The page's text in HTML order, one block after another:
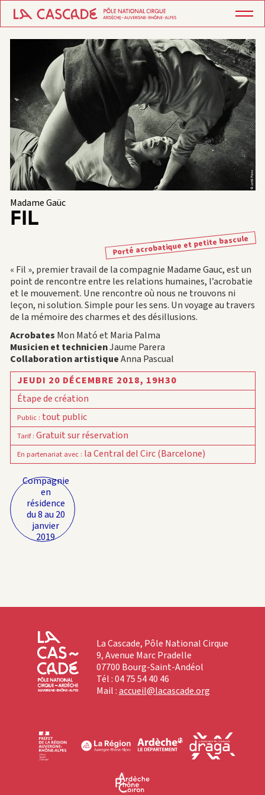
Madame Gaüc
FIL
Porté acrobatique et petite bascule
« Fil », premier travail de la compagnie Madame Gauc, est un
point de rencontre entre les relations humaines, l’acrobatie
et le mouvement. Une rencontre où nous ne trouvons ni
leçon, ni solution. Simple pour les sens. Un voyage au travers
de la mémoire des charmes et des désillusions.
Acrobates Mon Mató et Maria Palma
Musicien et technicienJaume Parera
Collaboration artistiqueAnna Pascual
JEUDI 20 DÉCEMBRE 2018, 19H30
Étape de création
Public: tout public
Tarif: Gratuit sur réservation
En partenariat avec : la Central del Circ (Barcelone)
Compagnie
en
résidence
du 8 au 20
janvier
2019
La Cascade, Pôle National Cirque
9, Avenue Marc Pradelle
07700 Bourg-Saint-Andéol
Tél : 04 75 54 40 46
Mail :accueil@lacascade.org